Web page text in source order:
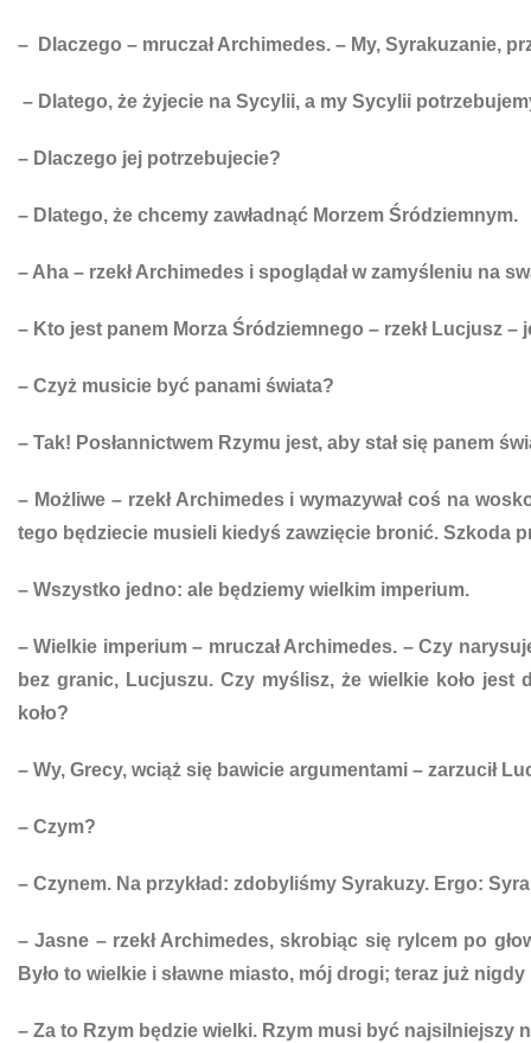
– Dlaczego – mruczał Archimedes. – My, Syrakuzanie,
– Dlatego, że żyjecie na Sycylii, a my Sycylii
– Dlaczego jej potrzebujecie?
– Dlatego, że chcemy zawładnąć Morzem Śródziemnym.
– Aha – rzekł Archimedes i spoglądał w zamyśleniu na
– Kto jest panem Morza Śródziemnego – rzekł Lucjusz –
– Czyż musicie być panami świata?
– Tak! Posłannictwem Rzymu jest, aby stał się panem
– Możliwe – rzekł Archimedes i wymazywał coś na
tego będziecie musieli kiedyś zawzięcie bronić. Szkoda
– Wszystko jedno: ale będziemy wielkim imperium.
– Wielkie imperium – mruczał Archimedes. – Czy
bez granic, Lucjuszu. Czy myślisz, że wielkie koło jest
koło?
– Wy, Grecy, wciąż się bawicie argumentami – zarzucił
– Czym?
– Czynem. Na przykład: zdobyliśmy Syrakuzy. Ergo:
– Jasne – rzekł Archimedes, skrobiąc się rylcem po
Było to wielkie i sławne miasto, mój drogi; teraz już
– Za to Rzym będzie wielki. Rzym musi być najsilniejszy